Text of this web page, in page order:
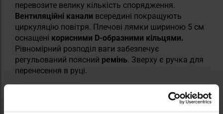
перевозите велику кількість спорядження.
Вентиляційні канали всередині покращують
циркуляцію повітря. Плечові лямки шириною 5 см
оснащені корисними D-образними кільцями.
Рівномірний розподіл ваги забезпечує
регульований поясний ремінь. Зверху є ручка для
перенесення в руці.